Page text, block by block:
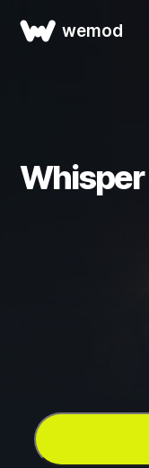
wemod
Whisper